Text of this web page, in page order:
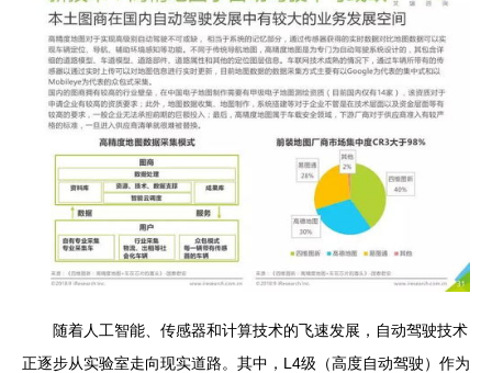
随着人工智能、传感器和计算技术的飞速发展，自动驾驶技术
正逐步从实验室走向现实道路。其中，L4级（高度自动驾驶）作为